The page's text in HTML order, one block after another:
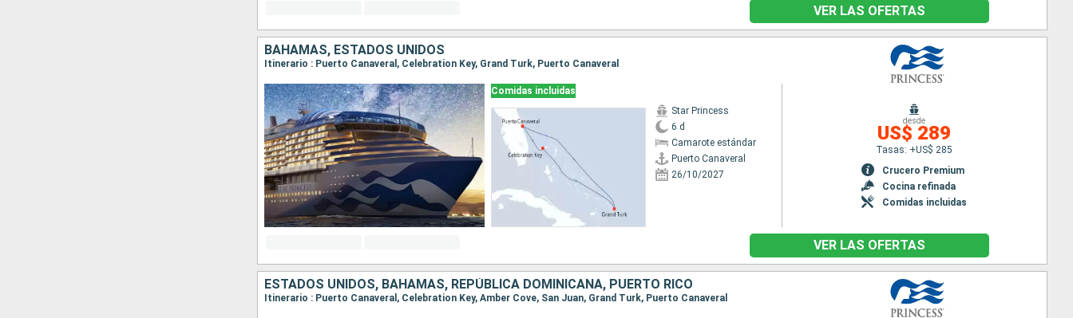
VER LAS OFERTAS
BAHAMAS, ESTADOS UNIDOS
Itinerario : Puerto Canaveral, Celebration Key, Grand Turk, Puerto Canaveral
Comidas incluidas
Star Princess
6 d
Camarote estándar
Puerto Canaveral
26/10/2027
desde
US$ 289
Tasas: +US$ 285
Crucero Premium
Cocina refinada
Comidas incluidas
VER LAS OFERTAS
ESTADOS UNIDOS, BAHAMAS, REPÚBLICA DOMINICANA, PUERTO RICO
Itinerario : Puerto Canaveral, Celebration Key, Amber Cove, San Juan, Grand Turk, Puerto Canaveral